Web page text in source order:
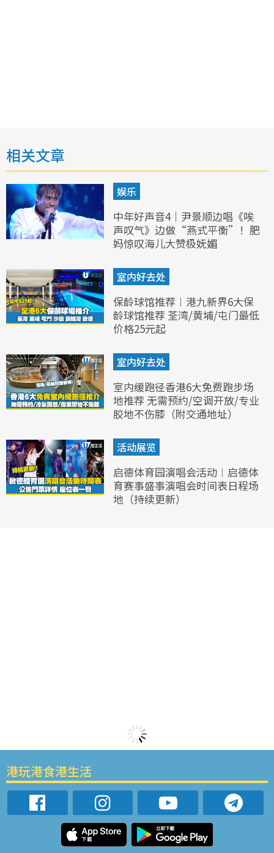
相关文章
娱乐
中年好声音4｜尹景顺边唱《唉
声叹气》边做“燕式平衡”！肥
妈惊叹海儿大赞极妩媚
室内好去处
保龄球馆推荐︱港九新界6大保
龄球馆推荐 荃湾/黄埔/屯门最低
价格25元起
室内好去处
室内缓跑径香港6大免费跑步场
地推荐 无需预约/空调开放/专业
胶地不伤膝（附交通地址）
活动展览
启德体育园演唱会活动︱启德体
育赛事盛事演唱会时间表日程场
地（持续更新）
港玩港食港生活